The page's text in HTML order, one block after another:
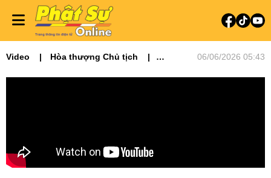
Video
Hòa thượng Chủ tịch
06/06/2026 05:43